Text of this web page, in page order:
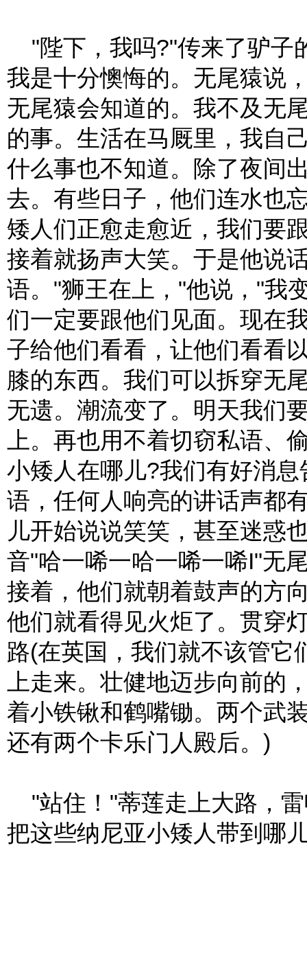
"陛下，我吗?"传来了驴子
我是十分懊悔的。无尾猿说
无尾猿会知道的。我不及无
的事。生活在马厩里，我自
什么事也不知道。除了夜间
去。有些日子，他们连水也
矮人们正愈走愈近，我们要
接着就扬声大笑。于是他说
语。"狮王在上，"他说，"我
们一定要跟他们见面。现在
子给他们看看，让他们看看
膝的东西。我们可以拆穿无
无遗。潮流变了。明天我们
上。再也用不着切窃私语、
小矮人在哪儿?我们有好消
语，任何人响亮的讲话声都
儿开始说说笑笑，甚至迷惑
音"哈一唏一哈一唏一唏I"无
接着，他们就朝着鼓声的方
他们就看得见火炬了。贯穿
路(在英国，我们就不该管它
上走来。壮健地迈步向前的
着小铁锹和鹤嘴锄。两个武
还有两个卡乐门人殿后。)
"站住！"蒂莲走上大路，
把这些纳尼亚小矮人带到哪